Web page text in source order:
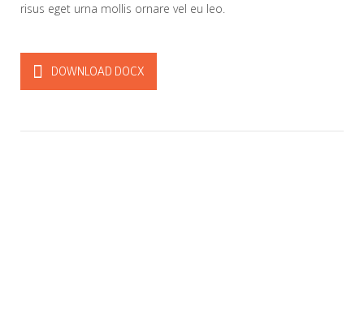
risus eget urna mollis ornare vel eu leo.
DOWNLOAD DOCX